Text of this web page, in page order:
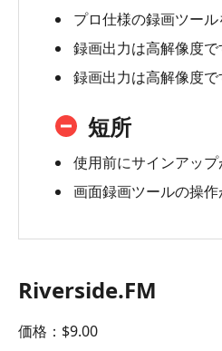
プロ仕様の録画ツール
録画出力は高解像度で
録画出力は高解像度で
短所
使用前にサインアップ
画面録画ツールの操作
Riverside.FM
価格：$9.00